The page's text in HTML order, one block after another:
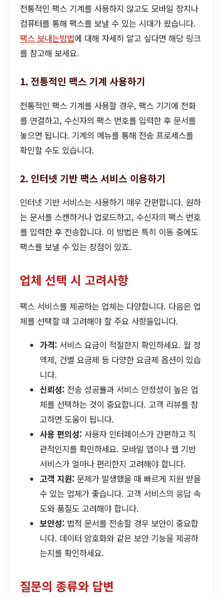
전통적인 팩스 기계를 사용하지 않고도 모바일 장치나
컴퓨터를 통해 팩스를 보낼 수 있는 시대가 왔습니다.
팩스 보내는방법에 대해 자세히 알고 싶다면 해당 링크
를 참고해 보세요.
1. 전통적인 팩스 기계 사용하기
전통적인 팩스 기계를 사용할 경우, 팩스 기기에 전화
를 연결하고, 수신자의 팩스 번호를 입력한 후 문서를
놓으면 됩니다. 기계의 메뉴를 통해 전송 프로세스를
확인할 수도 있습니다.
2. 인터넷 기반 팩스 서비스 이용하기
인터넷 기반 서비스는 사용하기 매우 간편합니다. 원하
는 문서를 스캔하거나 업로드하고, 수신자의 팩스 번호
를 입력한 후 전송합니다. 이 방법은 특히 이동 중에도
팩스를 보낼 수 있는 장점이 있죠.
업체 선택 시 고려사항
팩스 서비스를 제공하는 업체는 다양합니다. 다음은 업
체를 선택할 때 고려해야 할 주요 사항들입니다.
가격: 서비스 요금이 적절한지 확인하세요. 월 정
액제, 건별 요금제 등 다양한 요금제 옵션이 있습
니다.
신뢰성: 전송 성공률과 서비스 안정성이 높은 업
체를 선택하는 것이 중요합니다. 고객 리뷰를 참
고하면 도움이 됩니다.
사용 편의성: 사용자 인터페이스가 간편하고 직
관적인지를 확인하세요. 모바일 앱이나 웹 기반
서비스가 얼마나 편리한지 고려해야 합니다.
고객 지원: 문제가 발생했을 때 빠르게 지원 받을
수 있는 업체가 좋습니다. 고객 서비스의 응답 속
도와 품질도 고려해야 합니다.
보안성: 법적 문서를 전송할 경우 보안이 중요합
니다. 데이터 암호화와 같은 보안 기능을 제공하
는지를 확인하세요.
질문의 종류와 답변